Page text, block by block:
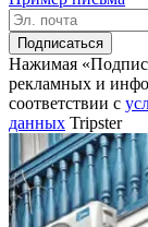
Подписаться
Нажимая
рекламных и
соответствии c
данных Tripster